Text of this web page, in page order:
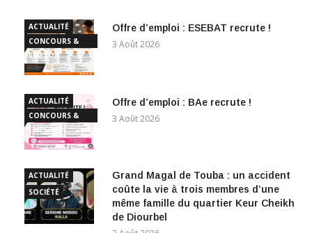
ACTUALITÉ
CONCOURS &
EMPLOI
Offre d’emploi : ESEBAT recrute !
3 Août 2026
ACTUALITÉ
CONCOURS &
EMPLOI
Offre d’emploi : BAe recrute !
3 Août 2026
ACTUALITÉ
SOCIÉTÉ
Grand Magal de Touba : un accident
coûte la vie à trois membres d’une
même famille du quartier Keur Cheikh
de Diourbel